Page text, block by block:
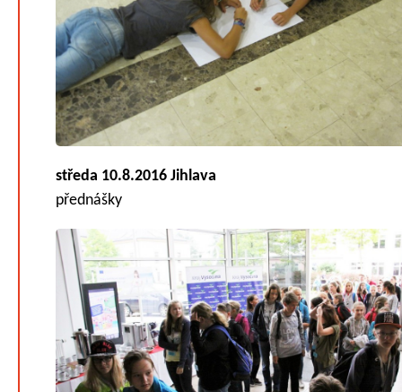
středa 10.8.2016 Jihlava
přednášky